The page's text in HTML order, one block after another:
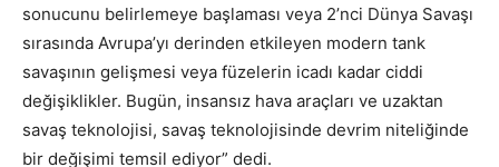
sonucunu belirlemeye başlaması veya 2’nci Dünya Savaşı
sırasında Avrupa’yı derinden etkileyen modern tank
savaşının gelişmesi veya füzelerin icadı kadar ciddi
değişiklikler. Bugün, insansız hava araçları ve uzaktan
savaş teknolojisi, savaş teknolojisinde devrim niteliğinde
bir değişimi temsil ediyor” dedi.